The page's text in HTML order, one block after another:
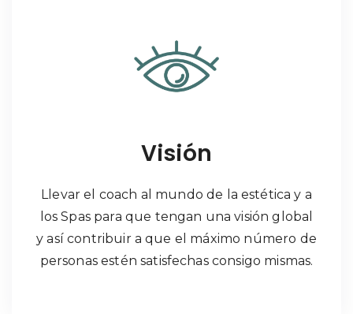
Visión
Llevar el coach al mundo de la estética y a
los Spas para que tengan una visión global
y así contribuir a que el máximo número de
personas estén satisfechas consigo mismas.